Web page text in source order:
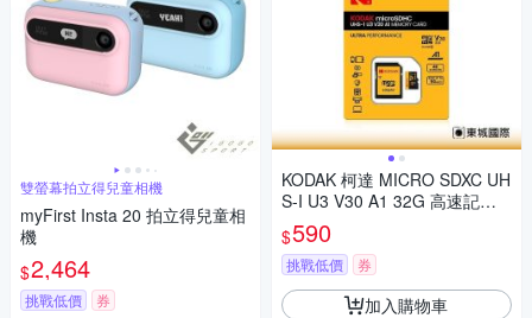
雙螢幕拍立得兒童相機
myFirst Insta 20 拍立得兒童相
機
$2,464
挑戰低價 券
KODAK 柯達 MICRO SDXC UH
S-I U3 V30 A1 32G 高速記憶
卡(附轉卡)
$590
挑戰低價 券
加入購物車